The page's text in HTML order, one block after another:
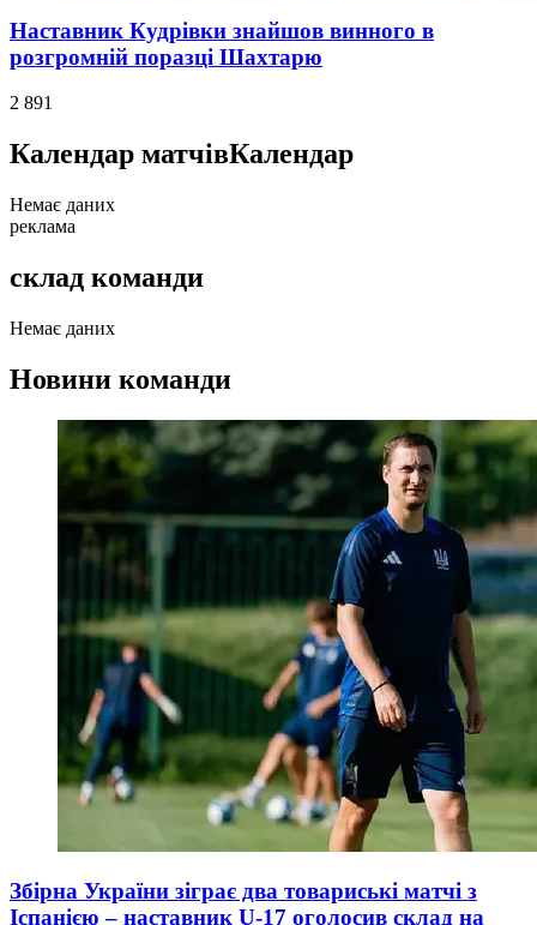
Наставник Кудрівки знайшов винного в
розгромній поразці Шахтарю
2 891
Календар матчівКалендар
Немає даних
реклама
склад команди
Немає даних
Новини команди
Збірна України зіграє два товариські матчі з
Іспанією – наставник U-17 оголосив склад на